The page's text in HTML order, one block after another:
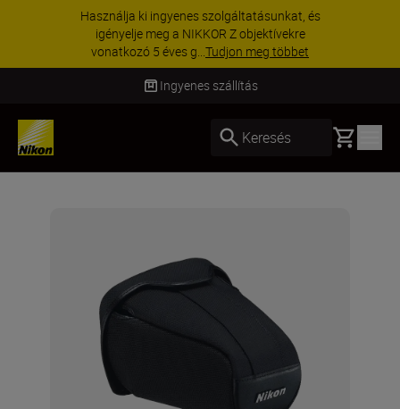
Használja ki ingyenes szolgáltatásunkat, és
igényelje meg a NIKKOR Z objektívekre
vonatkozó 5 éves g...Tudjon meg többet
Ingyenes szállítás
Keresés Basket